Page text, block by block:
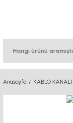
Anasayfa KABLO KANALI